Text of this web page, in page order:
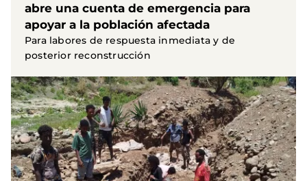
abre una cuenta de emergencia para
apoyar a la población afectada
Para labores de respuesta inmediata y de
posterior reconstrucción